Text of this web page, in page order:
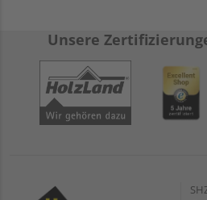
Unsere